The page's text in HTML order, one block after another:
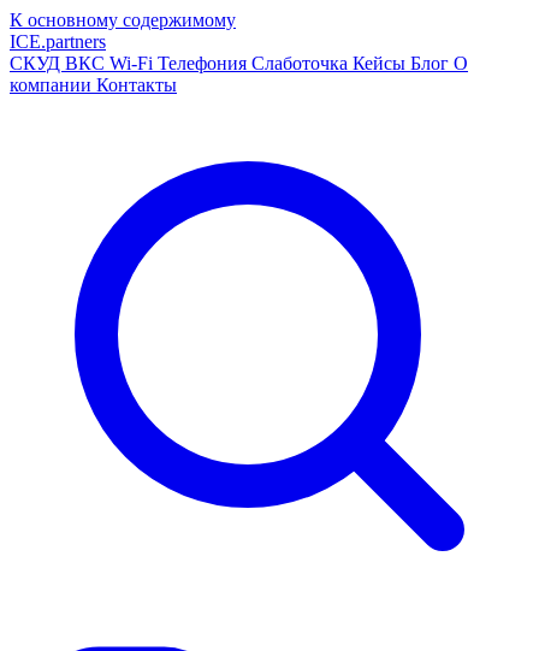
К основному содержимому
ICE.partners
СКУД ВКС Wi-Fi Телефония Слаботочка Кейсы Блог О
компании Контакты